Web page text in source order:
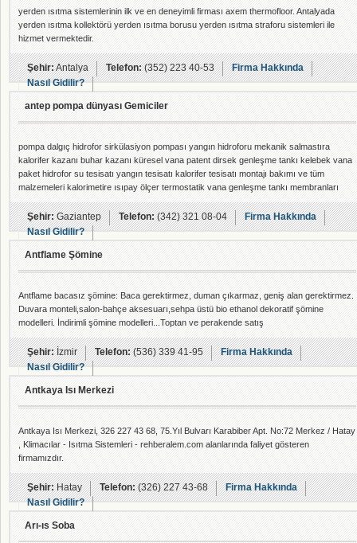
yerden ısıtma sistemlerinin ilk ve en deneyimli firması axem thermofloor. Antalyada
yerden ısıtma kollektörü yerden ısıtma borusu yerden ısıtma straforu sistemleri ile
hizmet vermektedir.
Şehir:Antalya Telefon:(352) 223 40-53
Firma Hakkında
Nasıl Gidilir?
antep pompa dünyası Gemiciler
pompa dalgıç hidrofor sirkülasiyon pompası yangın hidroforu mekanik salmastıra
kalorifer kazanı buhar kazanı küresel vana patent dirsek genleşme tankı kelebek vana
paket hidrofor su tesisatı yangın tesisatı kalorifer tesisatı montajı bakımı ve tüm
malzemeleri kalorimetire ısıpay ölçer termostatik vana genleşme tankı membranları
stoklarımızdan mevcuttur
Şehir:Gaziantep Telefon:(342) 321 08-04
Firma Hakkında
Nasıl Gidilir?
Antflame Şömine
Antflame bacasız şömine: Baca gerektirmez, duman çıkarmaz, geniş alan gerektirmez.
Duvara monteli,salon-bahçe aksesuarı,sehpa üstü bio ethanol dekoratif şömine
modelleri. İndirimli şömine modelleri...Toptan ve perakende satış
Şehir:İzmir Telefon:(536) 339 41-95
Firma Hakkında
Nasıl Gidilir?
Antkaya Isı Merkezi
Antkaya Isı Merkezi, 326 227 43 68, 75.Yıl Bulvarı Karabiber Apt. No:72 Merkez / Hatay
, Klimacılar - Isıtma Sistemleri - rehberalem.com alanlarında faliyet gösteren
firmamızdır.
Şehir:Hatay Telefon:(326) 227 43-68
Firma Hakkında
Nasıl Gidilir?
Arı-ıs Soba